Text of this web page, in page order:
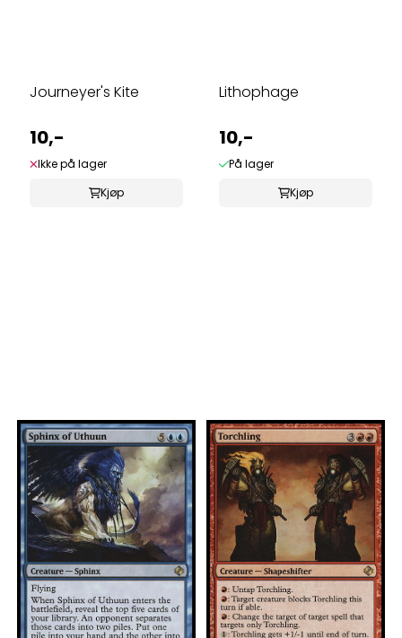
Journeyer's Kite
10,-
Ikke på lager
Kjøp
Lithophage
10,-
På lager
Kjøp